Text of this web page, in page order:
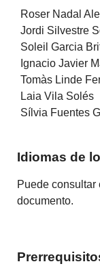
Roser Nadal
Jordi Silvestre
Soleil Garcia
Ignacio Javier
Tomàs Linde
Laia Vila Solés
Sílvia Fuentes
Idiomas de
Puede
documento.